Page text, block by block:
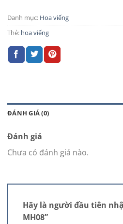
Danh mục: Hoa viếng
Thẻ: hoa viếng
ĐÁNH GIÁ (0)
Đánh giá
Chưa có đánh giá nào.
Hãy là người đầu tiên
MH08”